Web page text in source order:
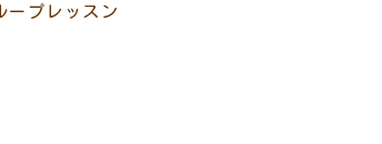
ープレッスン